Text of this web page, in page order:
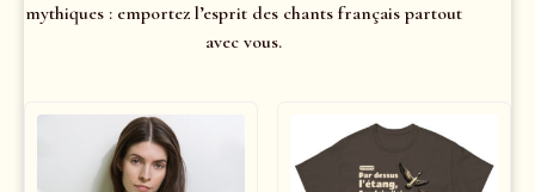
mythiques : emportez l’esprit des chants français partout
avec vous.